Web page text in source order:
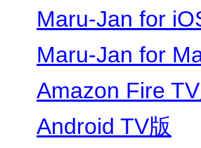
Maru-Jan for
Maru-Jan for
Amazon Fire
Android TV版